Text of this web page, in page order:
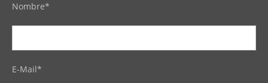
Nombre*
E-Mail*